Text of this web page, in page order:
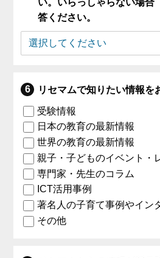
答ください。
リセマムで知りたい情報を
受験情報
日本の教育の最新情報
世界の教育の最新情報
親子・子どものイベント・
専門家・先生のコラム
ICT活用事例
著名人の子育て事例やイン
その他